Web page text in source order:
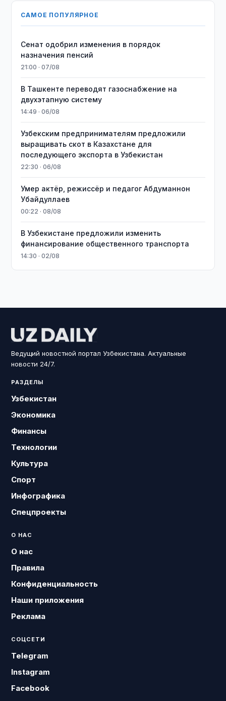
САМОЕ ПОПУЛЯРНОЕ
Сенат одобрил изменения в порядок
назначения пенсий
21:00 · 07/08
В Ташкенте переводят газоснабжение на
двухэтапную систему
14:49 · 06/08
Узбекским предпринимателям предложили
выращивать скот в Казахстане для
последующего экспорта в Узбекистан
22:30 · 06/08
Умер актёр, режиссёр и педагог Абдуманнон
Убайдуллаев
00:22 · 08/08
В Узбекистане предложили изменить
финансирование общественного транспорта
14:30 · 02/08
Ведущий новостной портал Узбекистана. Актуальные
новости 24/7.
РАЗДЕЛЫ
Узбекистан
Экономика
Финансы
Технологии
Культура
Спорт
Инфографика
Спецпроекты
О НАС
О нас
Правила
Конфиденциальность
Наши приложения
Реклама
СОЦСЕТИ
Telegram
Instagram
Facebook